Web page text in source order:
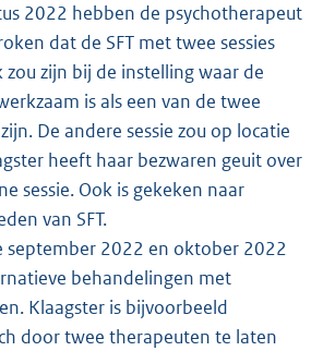
2022 hebben de psychotherapeut
dat de SFT met twee sessies
zijn bij de instelling waar de
is als een van de twee
De andere sessie zou op locatie
heeft haar bezwaren geuit over
sessie. Ook is gekeken naar
van SFT.
2022 en oktober 2022
behandelingen met
Klaagster is bijvoorbeeld
door twee therapeuten te laten